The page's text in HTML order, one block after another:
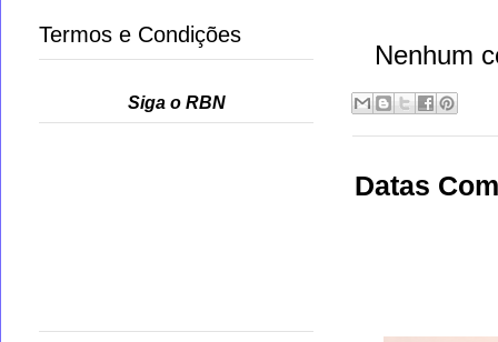
Nenhum
Datas
Termos e Condições
Siga o RBN